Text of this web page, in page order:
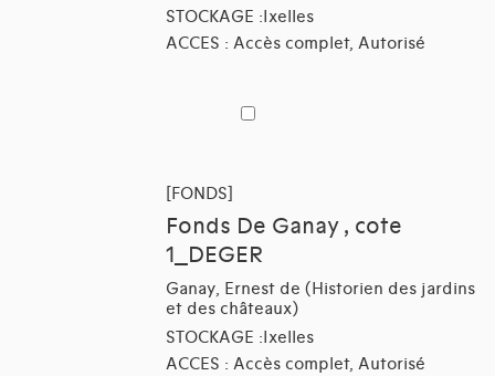
STOCKAGE :Ixelles
ACCES : Accès complet, Autorisé
[FONDS]
Fonds De Ganay , cote
1_DEGER
Ganay, Ernest de (Historien des jardins
et des châteaux)
STOCKAGE :Ixelles
ACCES : Accès complet, Autorisé